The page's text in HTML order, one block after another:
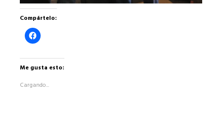
Compártelo:
Haz
clic
en
Facebook
en
Me gusta esto:
Cargando...